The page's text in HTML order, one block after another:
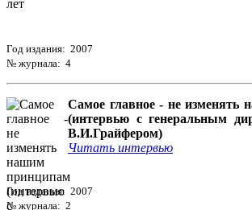
Год издания: 2007
№ журнала: 4
Самое главное - не изменять
(интервью с генеральным
В.И.Грайфером)
Читать интервью
Год издания: 2007
№ журнала: 2